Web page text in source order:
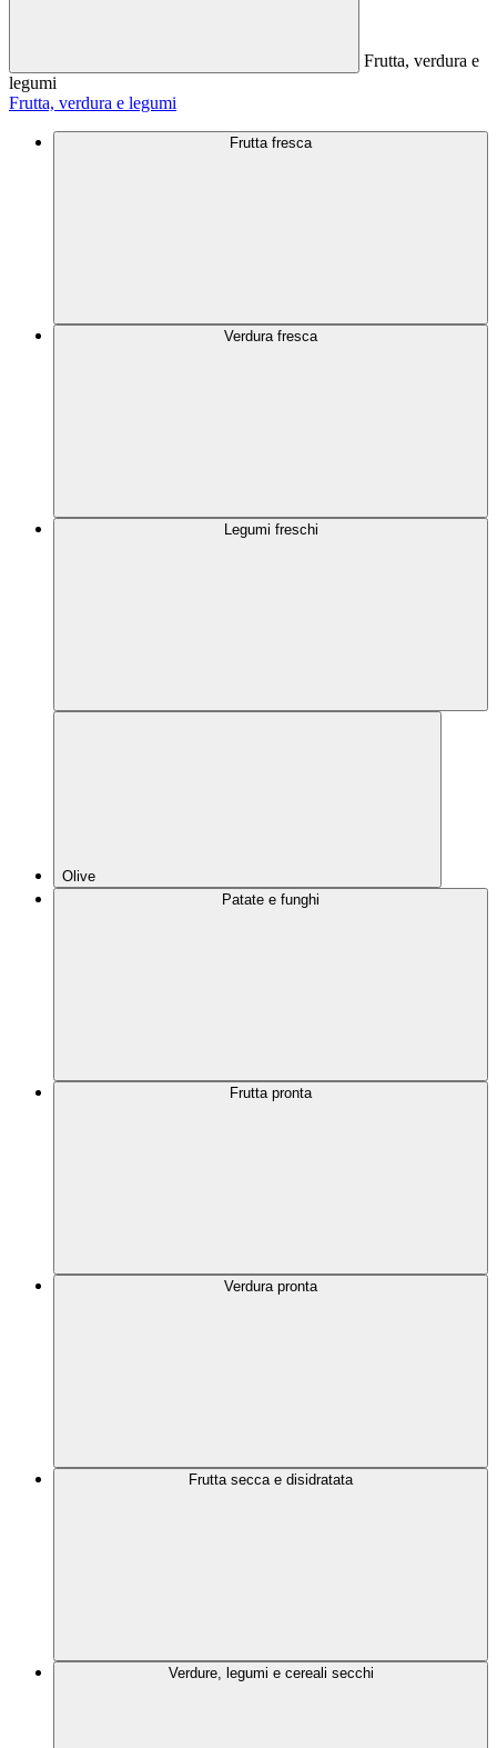
Frutta, verdura e
legumi
Frutta, verdura e legumi
Frutta fresca
Verdura fresca
Legumi freschi
Olive
Patate e funghi
Frutta pronta
Verdura pronta
Frutta secca e disidratata
Verdure, legumi e cereali secchi